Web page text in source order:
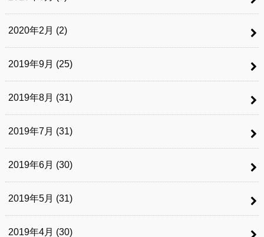
2020年2月 (2)
2019年9月 (25)
2019年8月 (31)
2019年7月 (31)
2019年6月 (30)
2019年5月 (31)
2019年4月 (30)